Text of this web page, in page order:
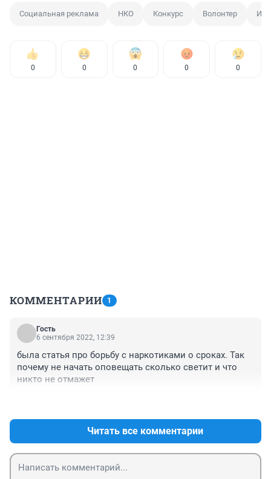
Социальная реклама НКО Конкурс Волонтер
0 0 0 0 0
КОММЕНТАРИИ 1
Гость
6 сентября 2022, 12:39
была статья про борьбу с наркотиками о сроках. Так
почему не начать оповещать сколько светит и что
никто не отмажет
Читать все комментарии